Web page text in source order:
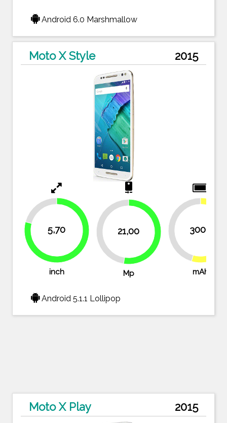
Android 6.0 Marshmallow
Moto X Style 2015
5,70
20.8%
79.2%
inch
camera_rear
21,00 52.5%
Mp
3000
mAh
Android 5.1.1 Lollipop
Moto X Play 2015